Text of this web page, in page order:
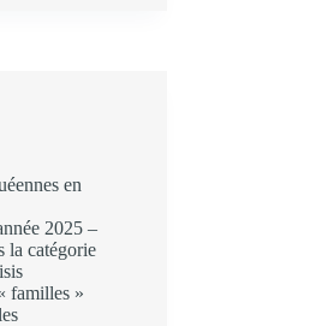
en
2025 –
la catégorie
familles »